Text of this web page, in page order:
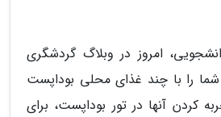
امروز در وبلاگ گردشگری
شما را با چند غذای محلی بوداپست
کردن آنها در تور بوداپست، برای